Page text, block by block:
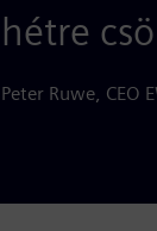
hétre
Peter Ruwe, CEO